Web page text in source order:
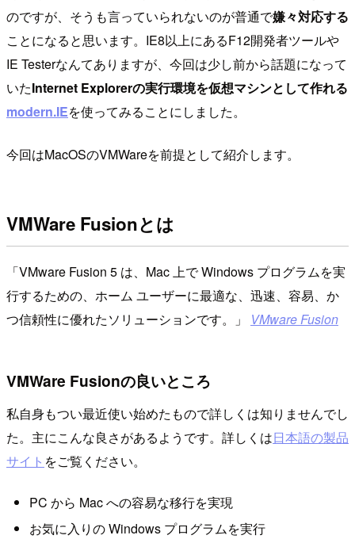
のですが、そうも言っていられないのが普通で嫌々対応する
ことになると思います。IE8以上にあるF12開発者ツールや
IE Testerなんてありますが、今回は少し前から話題になって
いたInternet Explorerの実行環境を仮想マシンとして作れる
modern.IEを使ってみることにしました。
今回はMacOSのVMWareを前提として紹介します。
VMWare Fusionとは
VMware Fusion 5 は、Mac 上で Windows プログラムを実
行するための、ホーム ユーザーに最適な、迅速、容易、か
つ信頼性に優れたソリューションです。
VMware Fusion
VMWare Fusionの良いところ
私自身もつい最近使い始めたもので詳しくは知りませんでし
た。主にこんな良さがあるようです。詳しくは日本語の製品
サイト をご覧ください。
PC から Mac への容易な移行を実現
お気に入りの Windows プログラムを実行